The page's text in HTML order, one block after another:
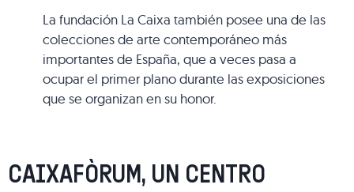
La fundación La Caixa también posee una de las
colecciones de arte contemporáneo más
importantes de España, que a veces pasa a
ocupar el primer plano durante las exposiciones
que se organizan en su honor.
CAIXAFÒRUM, UN CENTRO